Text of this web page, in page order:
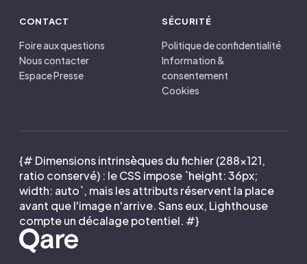
CONTACT
Foire aux questions
Nous contacter
Espace Presse
SÉCURITÉ
Politique de confidentialité
Information &
consentement
Cookies
{# Dimensions intrinsèques du fichier (288×121,
ratio conservé) : le CSS impose `height: 36px;
width: auto`, mais les attributs réservent la place
avant que l'image n'arrive. Sans eux, Lighthouse
compte un décalage potentiel. #}